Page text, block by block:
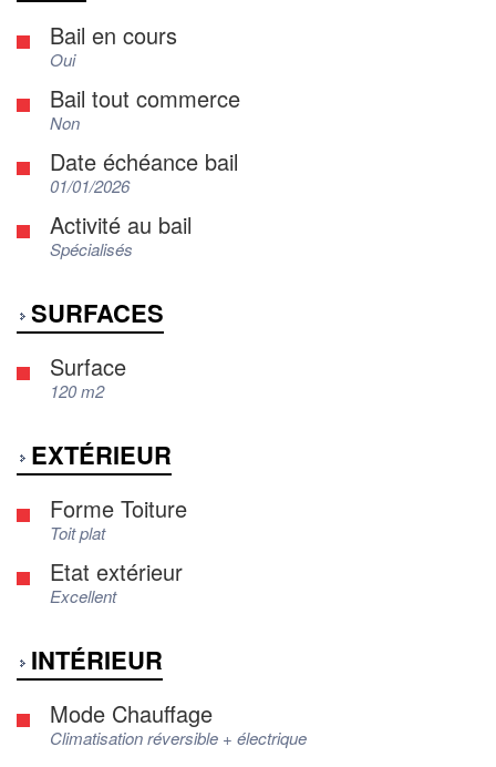
Bail en cours
Oui
Bail tout commerce
Non
Date échéance bail
01/01/2026
Activité au bail
Spécialisés
SURFACES
Surface
120 m2
EXTÉRIEUR
Forme Toiture
Toit plat
Etat extérieur
Excellent
INTÉRIEUR
Mode Chauffage
Climatisation réversible + électrique